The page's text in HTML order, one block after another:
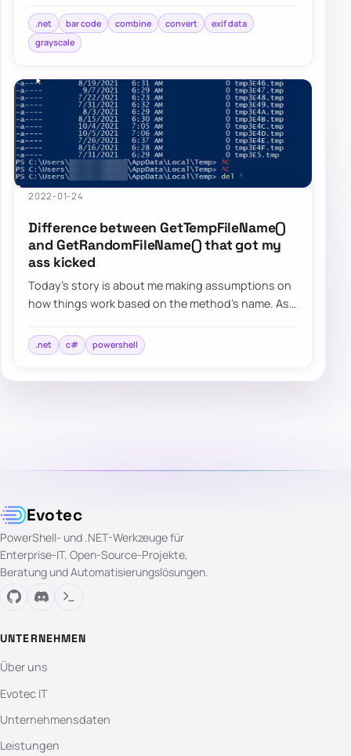
.net bar code combine convert
exif data
grayscale
2022-01-24
Difference between GetTempFileName()
and GetRandomFileName() that got my
ass kicked
Today’s story is about me making assumptions on
how things work based on the method’s name. As
.net c# powershell
Evotec
PowerShell- und .NET-Werkzeuge für
Enterprise-IT. Open-Source-Projekte,
Beratung und Automatisierungslösungen.
UNTERNEHMEN
Über uns
Evotec IT
Unternehmensdaten
Leistungen